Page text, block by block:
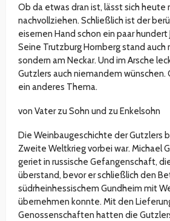
Ob da etwas dran ist, lässt sich heute
nachvollziehen. Schließlich ist der
eisernen Hand schon ein paar
Seine Trutzburg Hornberg stand auch
sondern am Neckar. Und im Arsche
Gutzlers auch niemandem wünschen.
ein anderes Thema.
von Vater zu Sohn und zu Enkelsohn
Die Weinbaugeschichte der Gutzlers
Zweite Weltkrieg vorbei war. Michael
geriet in russische Gefangenschaft,
überstand, bevor er schließlich den
südrheinhessischem Gundheim mit
übernehmen konnte. Mit den
Genossenschaften hatten die